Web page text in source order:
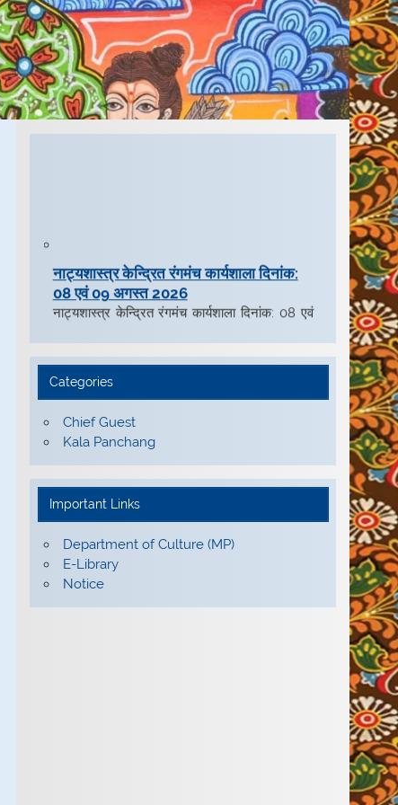
नाट्यशास्त्र केन्द्रित रंगमंच कार्यशाला दिनांक:
08 एवं 09 अगस्त 2026
नाट्यशास्त्र केन्द्रित रंगमंच कार्यशाला दिनांक: 08 एवं
09 अगस्त 2026
youtube channel
@kalidassanskritacademy5431
@kalidassanskritacademy5431
Categories
Chief Guest
Kala Panchang
Important Links
Department of Culture (MP)
E-Library
Notice